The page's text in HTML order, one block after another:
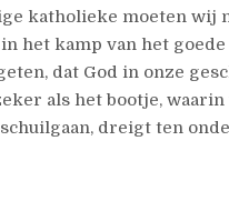
katholieke moeten wij
het kamp van het
dat God in onze
als het bootje, waarin
dreigt ten